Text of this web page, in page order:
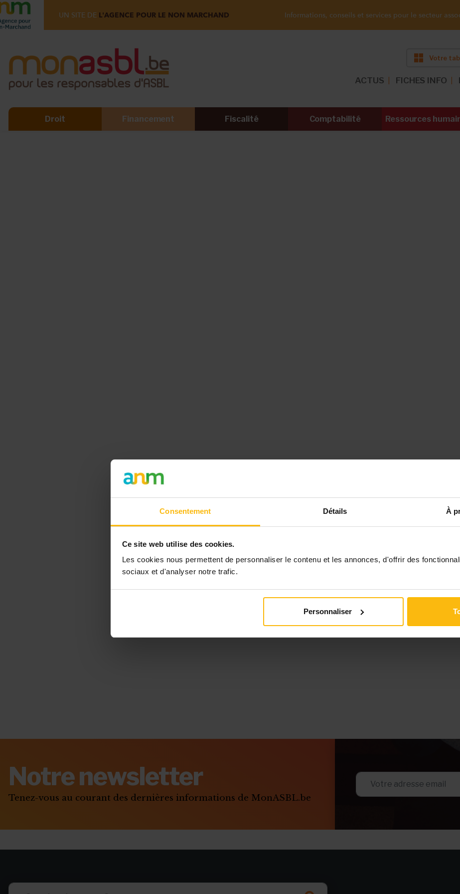
Consentement Détails À
Ce site web utilise des cookies.
Les cookies nous permettent de personnaliser le contenu et les annonces, d'offrir des
sociaux et d'analyser notre trafic.
Personnaliser
UN SITE DE L'AGENCE POUR LE NON MARCHAND Informations, conseils et services pour le secteur
Votre
ACTUS FICHES INFO
Droit Financement Fiscalité Comptabilité Ressources
Notre newsletter
Tenez-vous au courant des dernières informations de MonASBL.be